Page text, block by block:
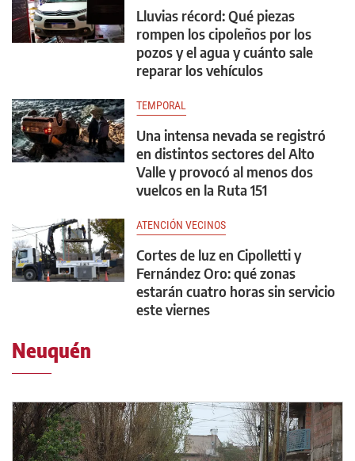
Lluvias récord: Qué piezas
rompen los cipoleños por los
pozos y el agua y cuánto sale
reparar los vehículos
TEMPORAL
Una intensa nevada se registró
en distintos sectores del Alto
Valle y provocó al menos dos
vuelcos en la Ruta 151
ATENCIÓN VECINOS
Cortes de luz en Cipolletti y
Fernández Oro: qué zonas
estarán cuatro horas sin servicio
este viernes
Neuquén